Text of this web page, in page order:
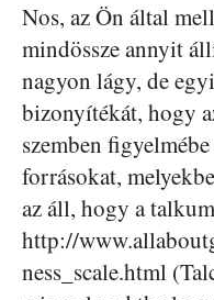
Nos, az Ön által
mindössze annyit
nagyon lágy, de
bizonyítékát, hogy
szemben
forrásokat,
az áll, hogy a
http://
ness_scale.html